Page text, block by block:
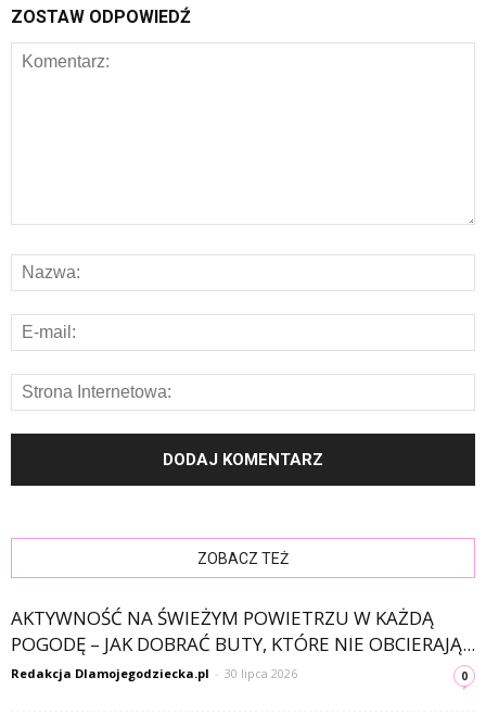
ZOSTAW ODPOWIEDŹ
ZOBACZ TEŻ
AKTYWNOŚĆ NA ŚWIEŻYM POWIETRZU W KAŻDĄ
POGODĘ – JAK DOBRAĆ BUTY, KTÓRE NIE OBCIERAJĄ...
Redakcja Dlamojegodziecka.pl - 30 lipca 2026 0